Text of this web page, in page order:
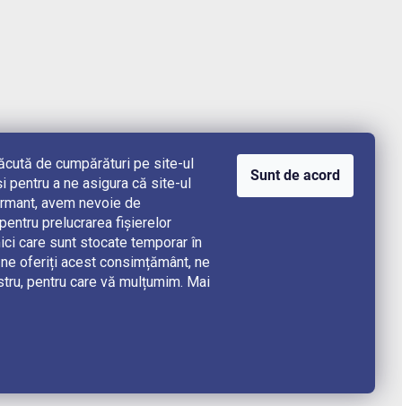
de cumpărături pe site-ul
pentru a ne asigura că site-ul
avem nevoie de
prelucrarea fișierelor
care sunt stocate temporar în
oferiți acest consimțământ, ne
pentru care vă mulțumim. Mai
Sunt de acord